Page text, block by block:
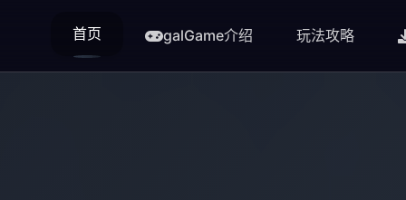
首页 galGame介绍 玩法攻略